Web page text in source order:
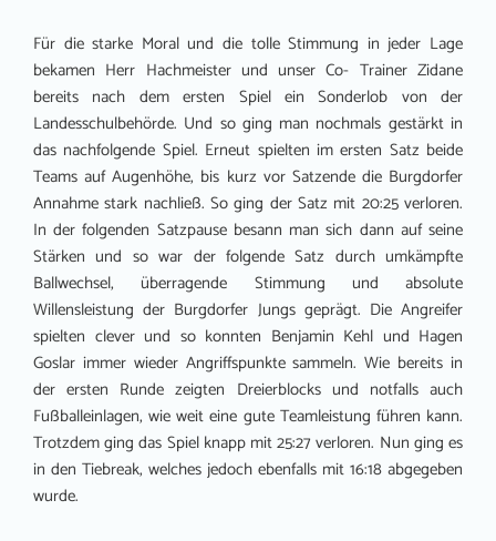
Für die starke Moral und die tolle Stimmung in jeder Lage
bekamen Herr Hachmeister und unser Co- Trainer Zidane
bereits nach dem ersten Spiel ein Sonderlob von der
Landesschulbehörde. Und so ging man nochmals gestärkt in
das nachfolgende Spiel. Erneut spielten im ersten Satz beide
Teams auf Augenhöhe, bis kurz vor Satzende die Burgdorfer
Annahme stark nachließ. So ging der Satz mit 20:25 verloren.
In der folgenden Satzpause besann man sich dann auf seine
Stärken und so war der folgende Satz durch umkämpfte
Ballwechsel, überragende Stimmung und absolute
Willensleistung der Burgdorfer Jungs geprägt. Die Angreifer
spielten clever und so konnten Benjamin Kehl und Hagen
Goslar immer wieder Angriffspunkte sammeln. Wie bereits in
der ersten Runde zeigten Dreierblocks und notfalls auch
Fußballeinlagen, wie weit eine gute Teamleistung führen kann.
Trotzdem ging das Spiel knapp mit 25:27 verloren. Nun ging es
in den Tiebreak, welches jedoch ebenfalls mit 16:18 abgegeben
wurde.